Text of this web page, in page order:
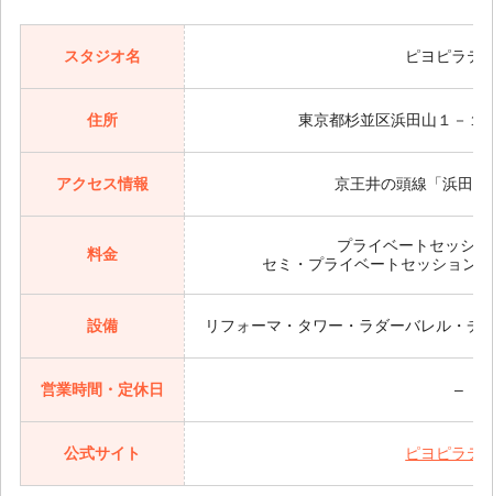
スタジオ名 ピヨピラテ
住所 東京都杉並区浜田山１－１
アクセス情報 京王井の頭線「浜田
料金
プライベートセッシ
セミ・プライベートセッション
設備 リフォーマ・タワー・ラダーバレル・チ
営業時間・定休日 –
公式サイト ピヨピラテ